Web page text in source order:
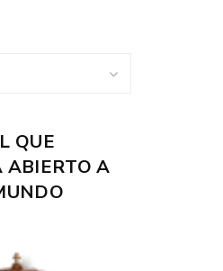
QUE
ABIERTO A